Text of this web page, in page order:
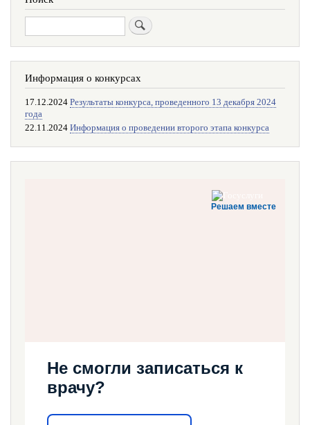
Поиск
Информация о конкурсах
17.12.2024 Результаты конкурса, проведенного 13 декабря 2024
года
22.11.2024 Информация о проведении второго этапа конкурса
Решаем вместе
Не смогли записаться к
врачу?